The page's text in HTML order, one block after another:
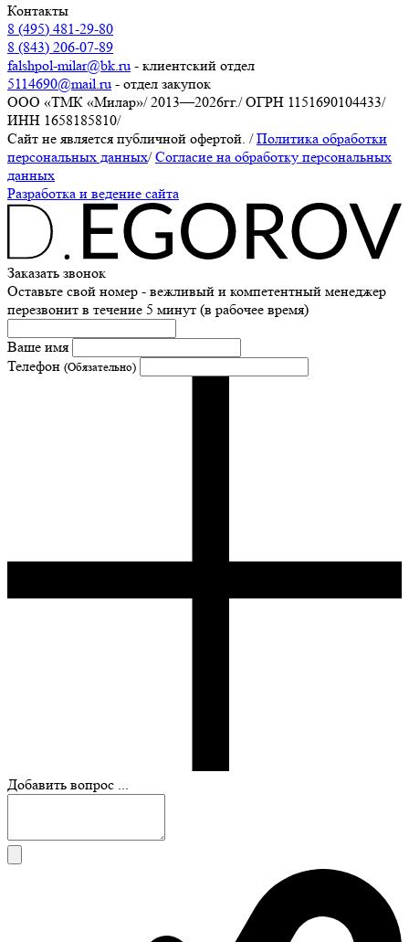
Контакты
8 (495) 481-29-80
8 (843) 206-07-89
falshpol-milar@bk.ru - клиентский отдел
5114690@mail.ru - отдел закупок
ООО «ТМК «Милар»/ 2013—2026гг./ОГРН 1151690104433/
ИНН 1658185810/
Сайт не является публичной офертой. / Политика обработки
персональных данных/ Согласие на обработку персональных
данных
Разработка и ведение сайта
Заказать звонок
Оставьте свой номер - вежливый и компетентный менеджер
перезвонит в течение 5 минут (в рабочее время)
Ваше имя
Телефон (Обязательно)
Добавить вопрос ...